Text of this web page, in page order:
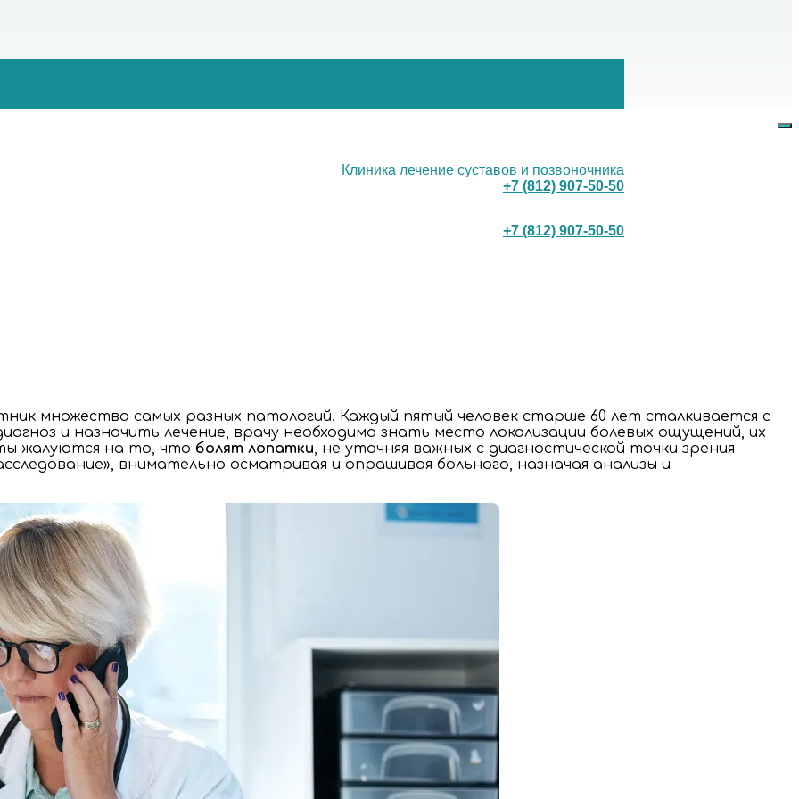
Клиника лечение суставов и позвоночника
+7 (812) 907-50-50
+7 (812) 907-50-50
множества самых разных патологий. Каждый пятый человек старше 60 лет сталкивается с
и назначить лечение, врачу необходимо знать место локализации болевых ощущений, их
жалуются на то, что болят лопатки , не уточняя важных с диагностической точки зрения
внимательно осматривая и опрашивая больного, назначая анализы и